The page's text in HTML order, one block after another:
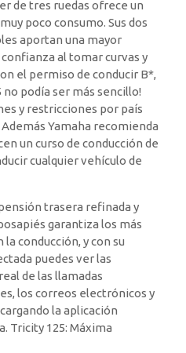
de tres ruedas ofrece un
poco consumo. Sus dos
aportan una mayor
al tomar curvas y
el permiso de conducir B*,
podía ser más sencillo!
y restricciones por país
Yamaha recomienda
un curso de conducción de
cualquier vehículo de
trasera refinada y
garantiza los más
conducción, y con su
puedes ver las
de las llamadas
los correos electrónicos y
la aplicación
Tricity 125: Máxima